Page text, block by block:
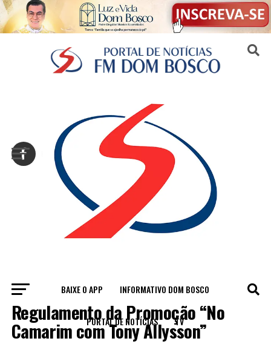
BAIXE O APP INFORMATIVO DOM BOSCO
PORTAL DE NOTÍCIAS TV
NOTÍCIAS
Regulamento da Promoção “No
Camarim com Tony Allysson”
Sair da versão mobile